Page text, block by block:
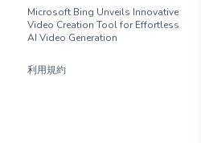
Microsoft Bing Unveils Innovative
Video Creation Tool for Effortless
AI Video Generation
利用規約